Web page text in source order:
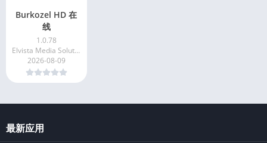
Burkozel HD 在
线
1.0.78
Elvista Media Solutions UK
2026-08-09
最新应用